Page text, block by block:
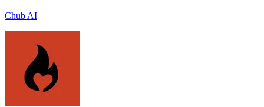
Chub AI